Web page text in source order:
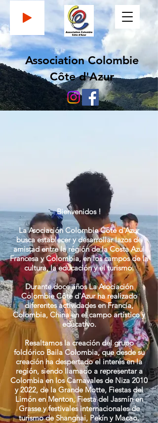
Association Colombie
Côte d'Azur
Bienvenidos !
La Asociación Colombie Côte d'Azur
busca establecer y desarrollar lazos de
amistad entre la régión de la Costa Azul
Francesa y Colombia, en los campos de la
cultura, la educación y el turismo.
Durante doce años La Asociación
Colombie Côte d'Azur ha realizado
diferentes actividades en Francia,
Colombia, China en el campo artístico y
educativo.
Resaltamos la creación del grupo
folclórico Baila Colombia, que desde su
creación ha despertado el interés en la
región, siendo llamado a representar a
Colombia en los Carnavales de Niza 2010
y 2022, de la Grande Motte, Fiestas del
Limón en Menton, Fiesta del Jasmín en
Grasse y festivales internacionales de
turismo de Shanghai, Pekín y Macao.